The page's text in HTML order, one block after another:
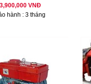
3,900,000 VNĐ
hành : 3 tháng